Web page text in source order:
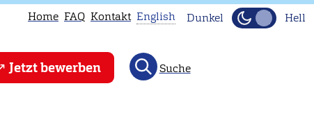
Home FAQ Kontakt
This
page
English Dunkel Hell
Jetzt bewerben Suche